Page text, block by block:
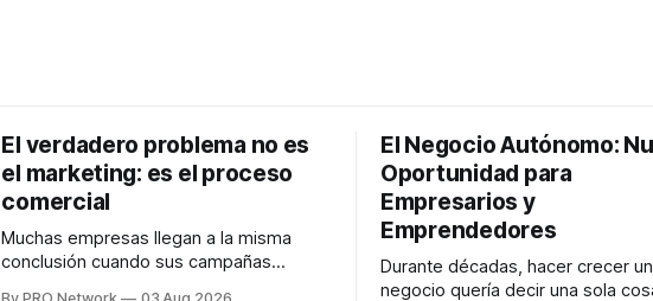
El verdadero problema no es
el marketing: es el proceso
comercial
Muchas empresas llegan a la misma
conclusión cuando sus campañas
El Negocio Autónomo:
Oportunidad para
Empresarios y
Emprendedores
Durante décadas, hacer crecer un
negocio quería decir una sola